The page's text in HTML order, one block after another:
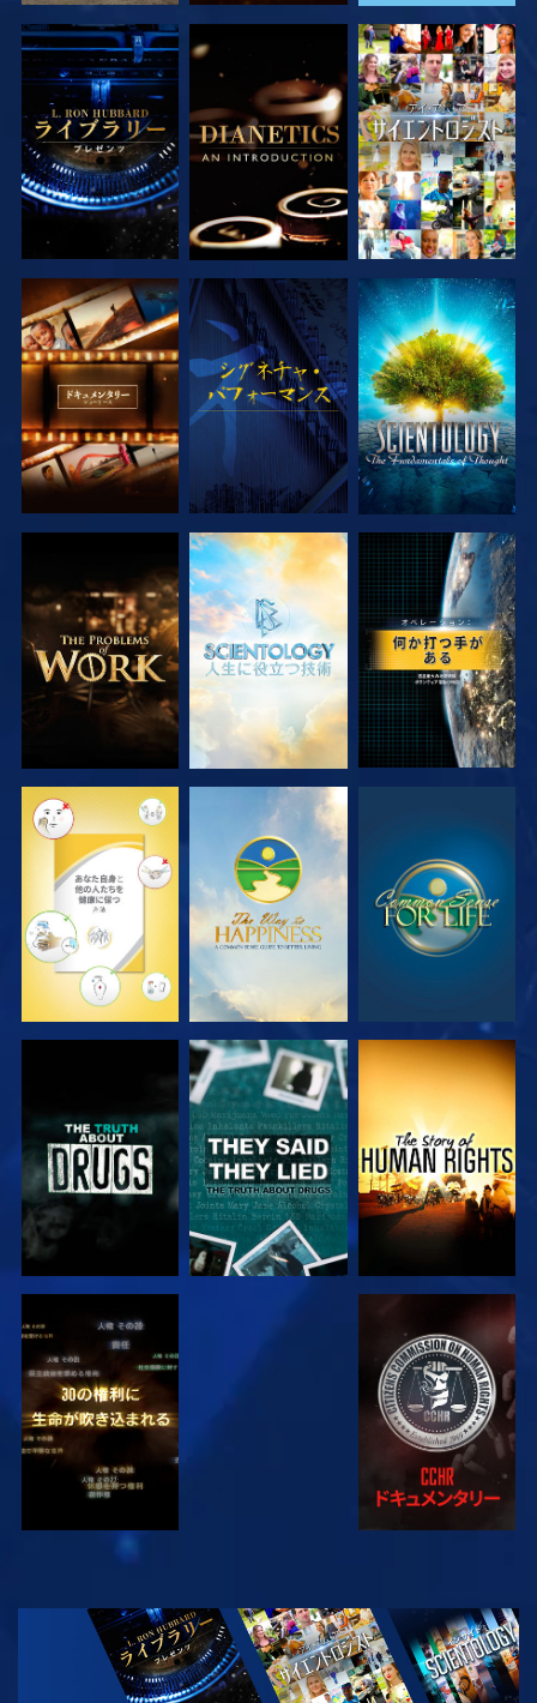
シリーズを探求 シリーズを探求 観る
シリーズを探求 観る シリーズを探求
シリーズを探求 シリーズを探求 観る
観る 観る 観る
観る 観る
観る
観る シリーズを探求